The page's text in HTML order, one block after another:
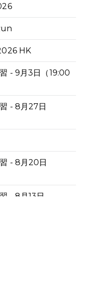
HK
- 9月3日（19:00
- 8月27日
- 8月20日
- 8月13日